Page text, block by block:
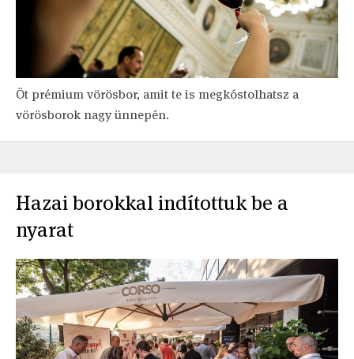
Öt prémium vörösbor, amit te is megkóstolhatsz a
vörösborok nagy ünnepén.
Hazai borokkal indítottuk be a
nyarat